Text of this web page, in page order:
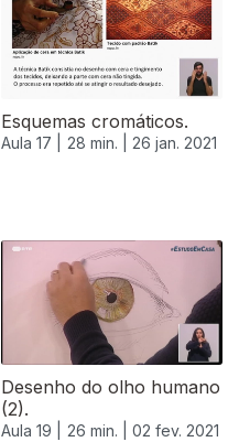
Esquemas cromáticos.
Aula 17 | 28 min. | 26 jan. 2021
Desenho do olho humano
(2).
Aula 19 | 26 min. | 02 fev. 2021